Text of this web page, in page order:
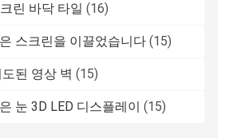
린 바닥 타일 (16)
스크린을 이끌었습니다 (15)
된 영상 벽 (15)
눈 3D LED 디스플레이 (15)